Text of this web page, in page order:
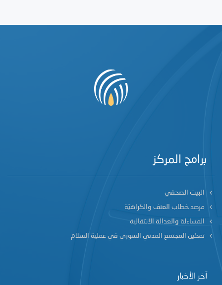
برامج المركز
البيت الصحفي
مرصد خطاب العنف والكراهيّة
المساءلة والعدالة الانتقالية
تمكين المجتمع المدني السوري في عملية السلام
آخر الأخبار